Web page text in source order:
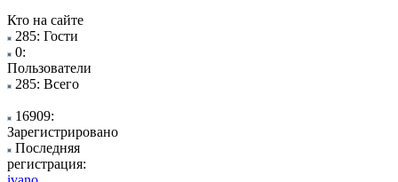
Кто на сайте
285: Гости
0:
Пользователи
285: Всего
16909:
Зарегистрировано
Последняя
регистрация: